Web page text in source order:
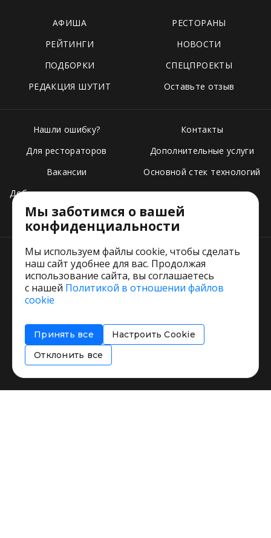
АФИША
РЕСТОРАНЫ
РЕЙТИНГИ
НОВОСТИ
ПОДБОРКИ
СПЕЦПРОЕКТЫ
РЕДАКЦИЯ ШУТИТ
Оставьте отзыв
Нашли ошибку?
Для рестораторов
Вакансии
Добавить свое заведение
Тарифы
Контакты
Дополнительные услуги
Основной стек технологий
Пользовательское соглашение
Соглашение об информировании
Политика использования cookies
Мы заботимся о вашей
конфиденциальности
Мы используем файлы cookie, чтобы сделать
наш сайт удобнее для вас. Продолжая
использование сайта, вы соглашаетесь
с нашей Политикой в отношении файлов
cookie
Принять все
Настроить Cookie
Отклонить все